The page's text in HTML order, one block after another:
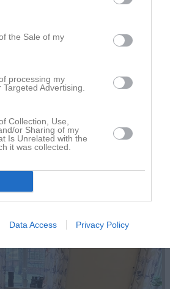
the Sale of my
processing my
Advertising.
Collection, Use,
or Sharing of my
Is Unrelated with the
it was collected.
Data Access Privacy Policy